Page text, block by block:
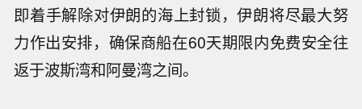
即着手解除对伊朗的海上封锁，伊朗将尽最大努
力作出安排，确保商船在60天期限内免费安全往
返于波斯湾和阿曼湾之间。